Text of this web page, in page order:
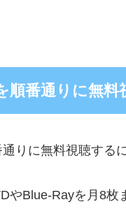
順番通りに無料
りに無料視聴する
やBlue-Rayを月8枚